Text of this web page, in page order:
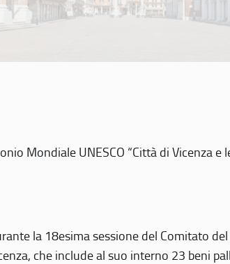
Mondiale UNESCO “Città di Vicenza
la 18esima sessione del Comitato
che include al suo interno 23 beni